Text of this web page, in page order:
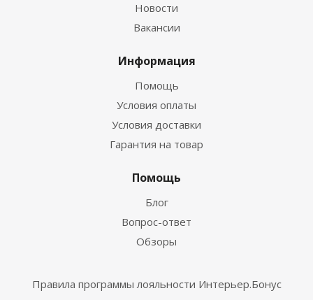
Новости
Вакансии
Информация
Помощь
Условия оплаты
Условия доставки
Гарантия на товар
Помощь
Блог
Вопрос-ответ
Обзоры
Правила программы лояльности Интерьер.Бонус